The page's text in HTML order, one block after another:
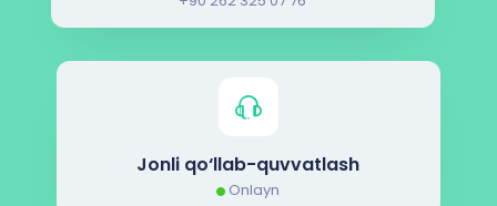
Jonli qo‘llab-quvvatlash
Onlayn